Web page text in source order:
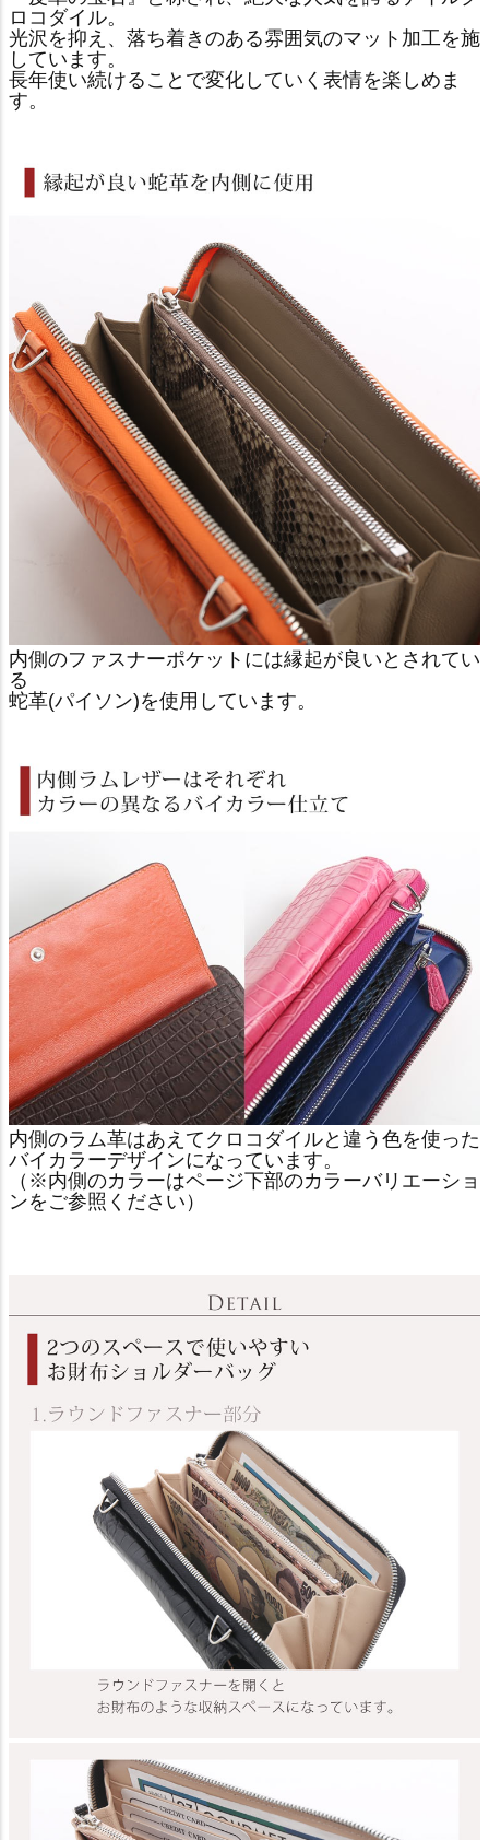
ロコダイル。
光沢を抑え、落ち着きのある雰囲気のマット加工を施
しています。
長年使い続けることで変化していく表情を楽しめま
す。
内側のファスナーポケットには縁起が良いとされてい
る
蛇革(パイソン)を使用しています。
内側のラム革はあえてクロコダイルと違う色を使った
バイカラーデザインになっています。
（※内側のカラーはページ下部のカラーバリエーショ
ンをご参照ください）